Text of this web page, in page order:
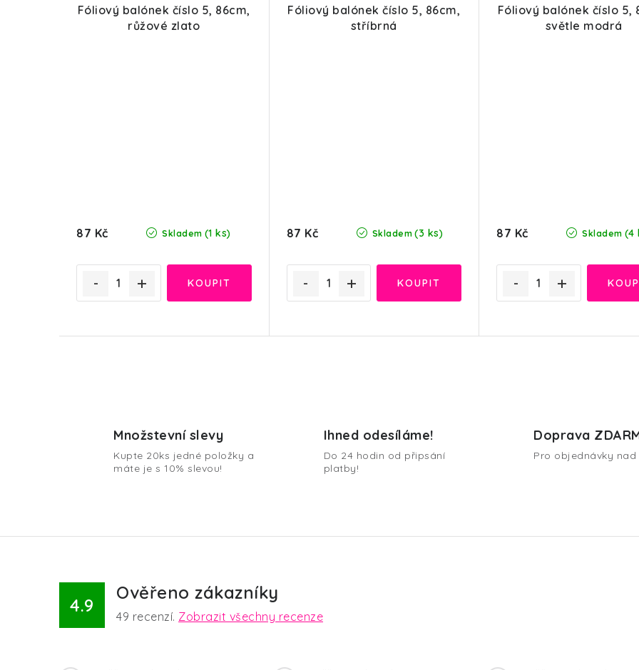
Fóliový balónek číslo 5, 86cm,
růžové zlato
Skladem (1 ks)
87 Kč
Fóliový balónek číslo 5, 86cm,
stříbrná
Skladem (3 ks)
87 Kč
Fóliový balónek číslo 5,
světle modrá
Skladem (4
87 Kč
c
p
v
Množstevní slevy
Kupte 20ks jedné položky a
máte je s 10% slevou!
Ihned odesíláme!
Do 24 hodin od připsání
platby!
Doprava
Pro objednávky nad
4.9
Ověřeno zákazníky
49 recenzí. Zobrazit všechny recenze